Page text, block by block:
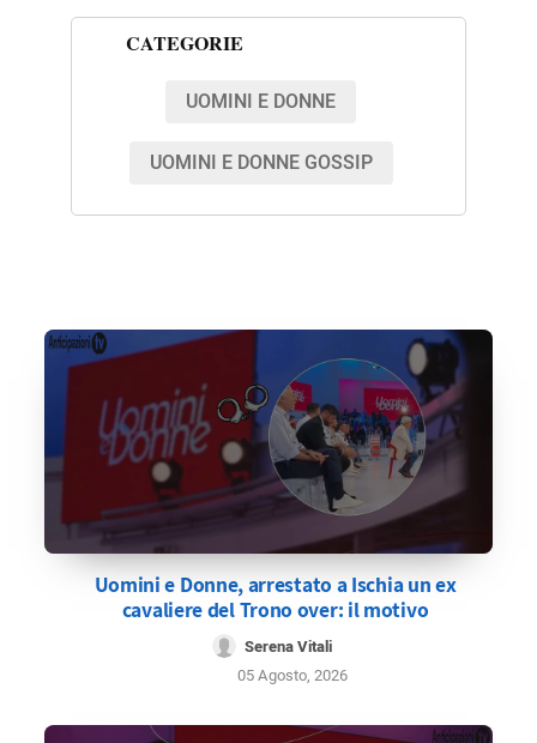
CATEGORIE
UOMINI E DONNE
UOMINI E DONNE GOSSIP
Uomini e Donne, arrestato a Ischia un ex
cavaliere del Trono over: il motivo
Serena Vitali
05 Agosto, 2026